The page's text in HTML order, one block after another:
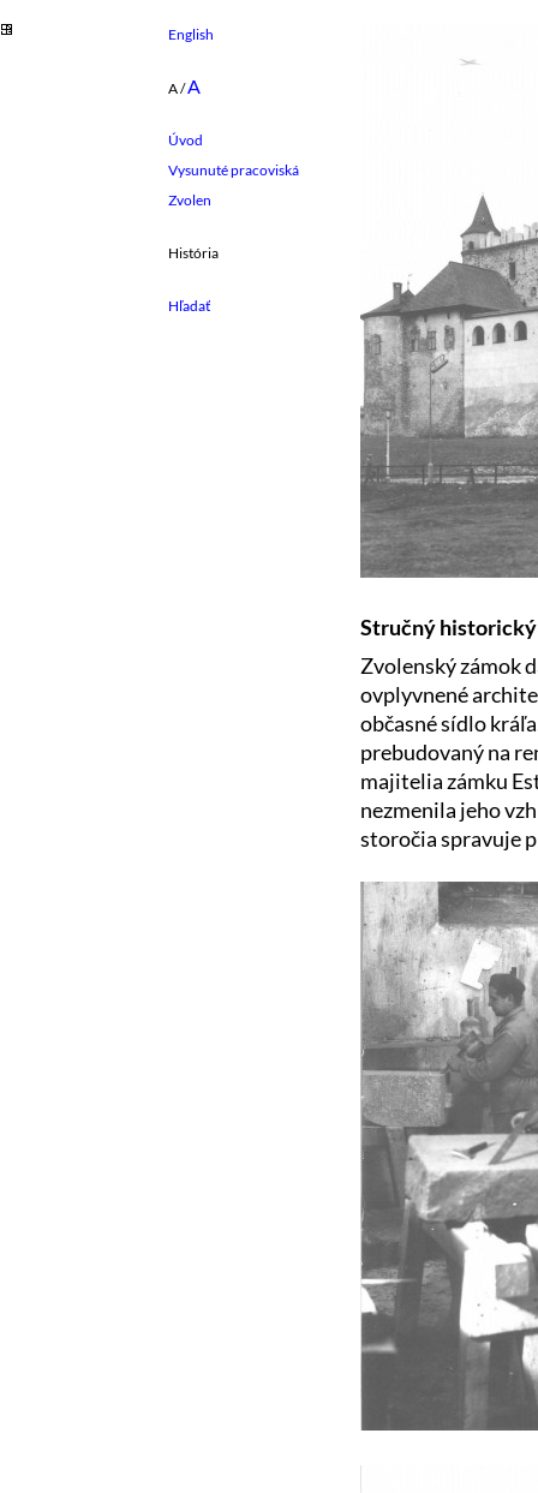
English
A/A
Úvod
Vysunuté pracoviská
Zvolen
História
Stručný
Zvolenský zámok
ovplyvnené
občasné sídlo
prebudovaný na
majitelia zámku
nezmenila jeho
storočia spravuje